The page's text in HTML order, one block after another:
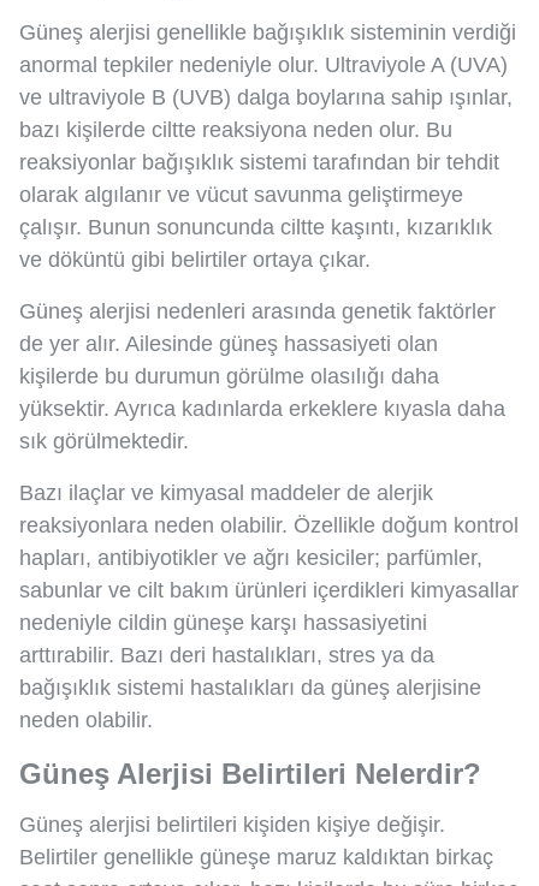
Güneş alerjisi genellikle bağışıklık sisteminin verdiği
anormal tepkiler nedeniyle olur. Ultraviyole A (UVA)
ve ultraviyole B (UVB) dalga boylarına sahip ışınlar,
bazı kişilerde ciltte reaksiyona neden olur. Bu
reaksiyonlar bağışıklık sistemi tarafından bir tehdit
olarak algılanır ve vücut savunma geliştirmeye
çalışır. Bunun sonuncunda ciltte kaşıntı, kızarıklık
ve döküntü gibi belirtiler ortaya çıkar.
Güneş alerjisi nedenleri arasında genetik faktörler
de yer alır. Ailesinde güneş hassasiyeti olan
kişilerde bu durumun görülme olasılığı daha
yüksektir. Ayrıca kadınlarda erkeklere kıyasla daha
sık görülmektedir.
Bazı ilaçlar ve kimyasal maddeler de alerjik
reaksiyonlara neden olabilir. Özellikle doğum kontrol
hapları, antibiyotikler ve ağrı kesiciler; parfümler,
sabunlar ve cilt bakım ürünleri içerdikleri kimyasallar
nedeniyle cildin güneşe karşı hassasiyetini
arttırabilir. Bazı deri hastalıkları, stres ya da
bağışıklık sistemi hastalıkları da güneş alerjisine
neden olabilir.
Güneş Alerjisi Belirtileri Nelerdir?
Güneş alerjisi belirtileri kişiden kişiye değişir.
Belirtiler genellikle güneşe maruz kaldıktan birkaç